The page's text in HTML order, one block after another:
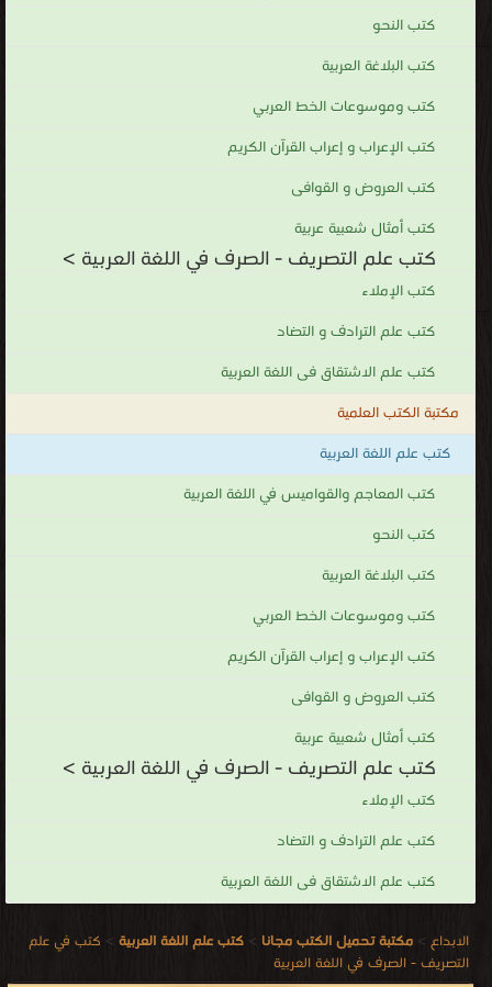
كتب النحو
كتب البلاغة العربية
كتب وموسوعات الخط العربي
كتب الإعراب و إعراب القرآن الكريم
كتب العروض و القوافى
كتب أمثال شعبية عربية
كتب علم التصريف - الصرف في اللغة العربية >
كتب الإملاء
كتب علم الترادف و التضاد
كتب علم الاشتقاق فى اللغة العربية
مكتبة الكتب العلمية
كتب علم اللغة العربية
كتب المعاجم والقواميس في اللغة العربية
كتب النحو
كتب البلاغة العربية
كتب وموسوعات الخط العربي
كتب الإعراب و إعراب القرآن الكريم
كتب العروض و القوافى
كتب أمثال شعبية عربية
كتب علم التصريف - الصرف في اللغة العربية >
كتب الإملاء
كتب علم الترادف و التضاد
كتب علم الاشتقاق فى اللغة العربية
الابداع > مكتبة تحميل الكتب مجانا > كتب علم اللغة العربية > كتب في علم
التصريف - الصرف في اللغة العربية